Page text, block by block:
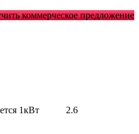
коммерческое предложение
1кВт
2.6